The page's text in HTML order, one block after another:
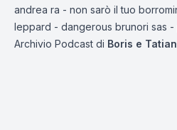
andrea ra - non sarò il tuo
leppard - dangerous brunori sas
Archivio Podcast di Boris e